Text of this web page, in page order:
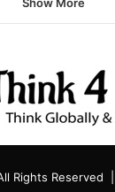
Show More
Rights Reserved |